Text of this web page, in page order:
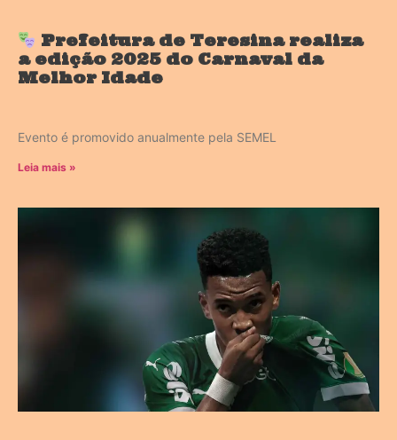
Prefeitura de Teresina realiza
a edição 2025 do Carnaval da
Melhor Idade
Evento é promovido anualmente pela SEMEL
Leia mais »